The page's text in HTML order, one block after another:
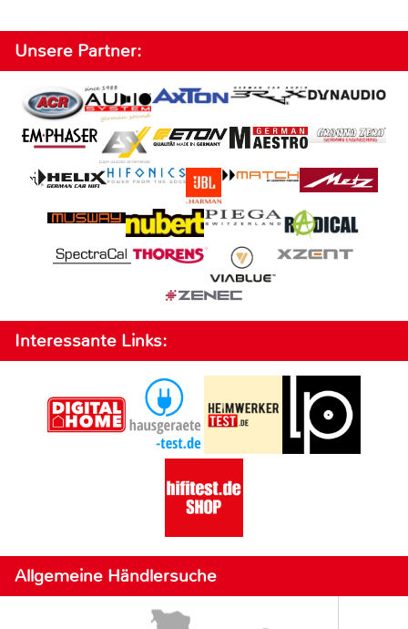
Unsere Partner:
Interessante Links:
Allgemeine Händlersuche